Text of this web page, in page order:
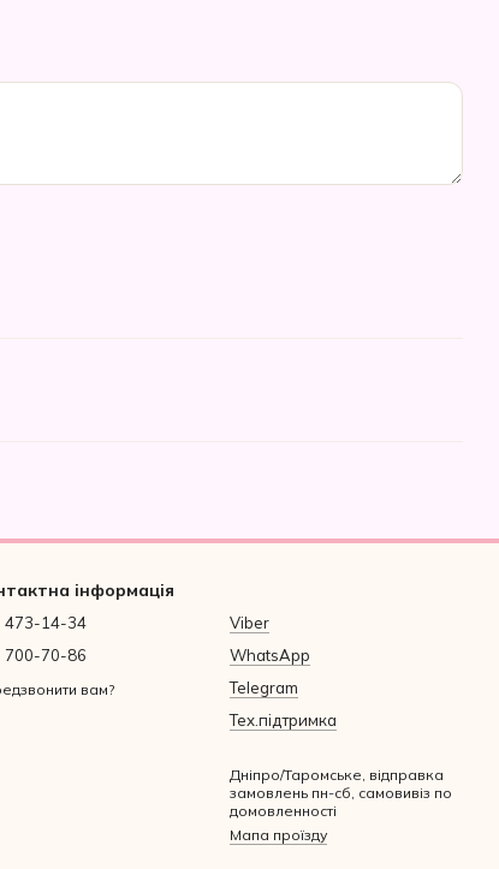
інформація
473-14-34
700-70-86
вам?
Viber
WhatsApp
Telegram
Тех.підтримка
Дніпро/Таромське, відправка
замовлень пн-сб, самовивіз по
домовленності
Мапа проїзду